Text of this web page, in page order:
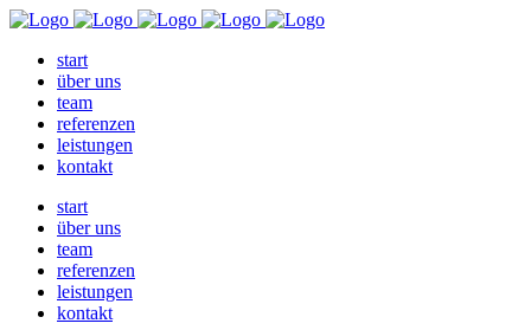
start
über uns
team
referenzen
leistungen
kontakt
start
über uns
team
referenzen
leistungen
kontakt